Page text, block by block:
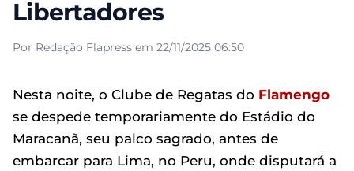
Libertadores
Por Redação Flapress em 22/11/2025 06:50
Nesta noite, o Clube de Regatas do Flamengo
se despede temporariamente do Estádio do
Maracanã, seu palco sagrado, antes de
embarcar para Lima, no Peru, onde disputará a